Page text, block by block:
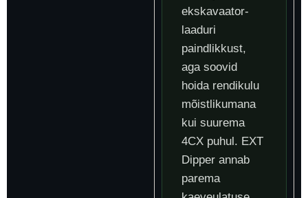
ekskavaator-
laaduri
paindlikkust,
aga soovid
hoida rendikulu
mõistlikumana
kui suurema
4CX puhul. EXT
Dipper annab
parema